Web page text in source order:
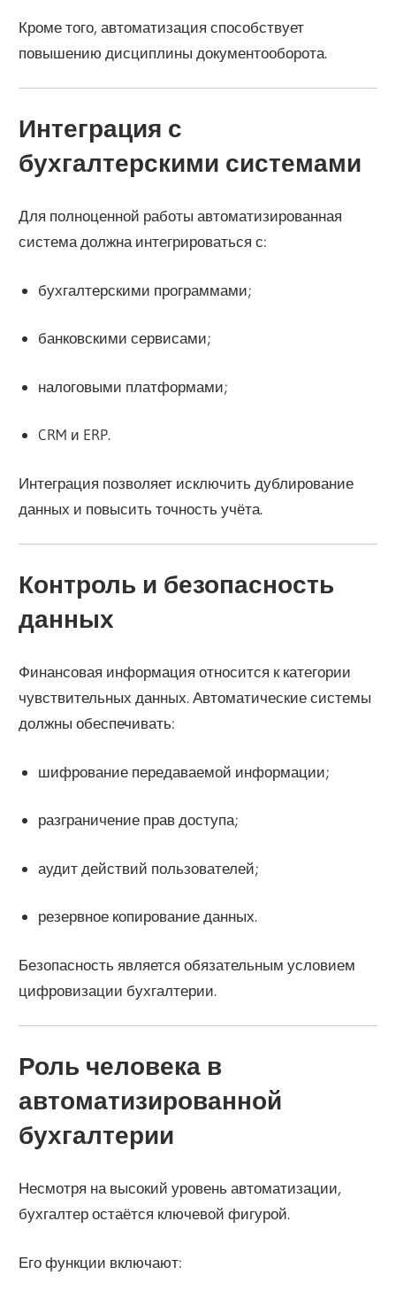
Кроме того, автоматизация способствует
повышению дисциплины документооборота.
Интеграция с
бухгалтерскими системами
Для полноценной работы автоматизированная
система должна интегрироваться с:
бухгалтерскими программами;
банковскими сервисами;
налоговыми платформами;
CRM и ERP.
Интеграция позволяет исключить дублирование
данных и повысить точность учёта.
Контроль и безопасность
данных
Финансовая информация относится к категории
чувствительных данных. Автоматические системы
должны обеспечивать:
шифрование передаваемой информации;
разграничение прав доступа;
аудит действий пользователей;
резервное копирование данных.
Безопасность является обязательным условием
цифровизации бухгалтерии.
Роль человека в
автоматизированной
бухгалтерии
Несмотря на высокий уровень автоматизации,
бухгалтер остаётся ключевой фигурой.
Его функции включают: